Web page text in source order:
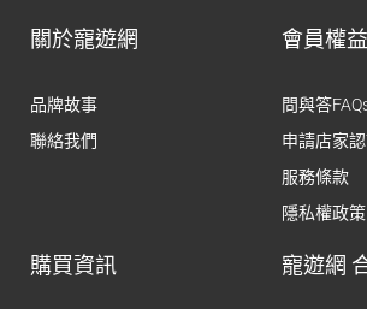
關於寵遊網
品牌故事
聯絡我們
會員權益
問與答
申請店家
服務條款
隱私權政策
購買資訊 寵遊網